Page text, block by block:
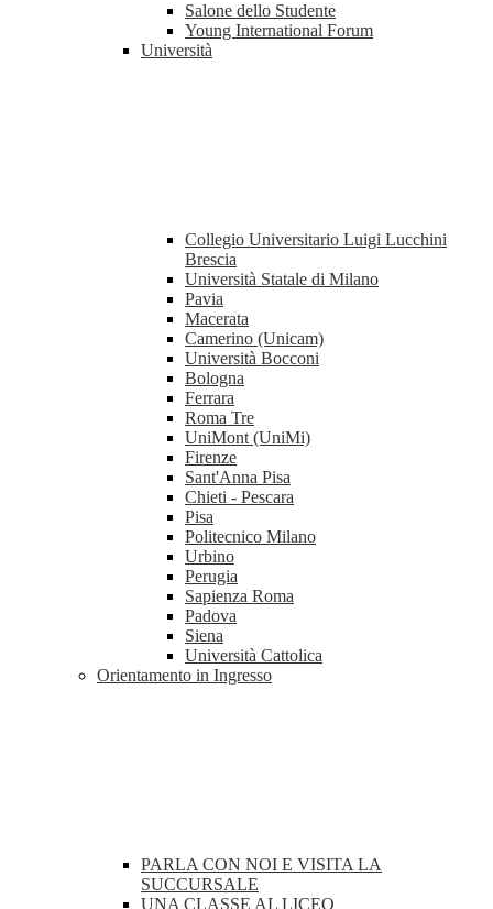
Salone dello Studente
Young International Forum
Università
Collegio Universitario Luigi Lucchini
Brescia
Università Statale di Milano
Pavia
Macerata
Camerino (Unicam)
Università Bocconi
Bologna
Ferrara
Roma Tre
UniMont (UniMi)
Firenze
Sant'Anna Pisa
Chieti - Pescara
Pisa
Politecnico Milano
Urbino
Perugia
Sapienza Roma
Padova
Siena
Università Cattolica
Orientamento in Ingresso
PARLA CON NOI E VISITA LA
SUCCURSALE
UNA CLASSE AL LICEO